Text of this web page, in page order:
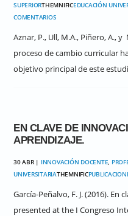
SUPERIORTHEMNIFICEDUCACIÓN
COMENTARIOS
Aznar, P., Ull, M.A., Piñero, A.,
proceso de cambio curricular
objetivo principal de este
EN CLAVE DE
APRENDIZAJE.
30 ABR | INNOVACIÓN DOCENTE,
UNIVERSITARIATHEMNIFIC
García-Peñalvo, F. J. (2016).
presented at the I Congreso